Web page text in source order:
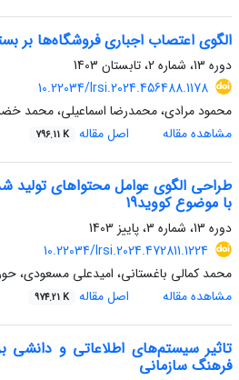
الگوی اعتصاب اجباری فروشگاه‌ها بر
دوره 13، شماره 2، تابستان 1403
10.22034/lrsi.2024.456488.1178
محمود مرادی، محمدرضا اسماعیلی، محمد
مشاهده مقاله
اصل مقاله 796.11 K
طراحی الگوی عوامل محتواهای تولید
با موضوع کووید19
دوره 13، شماره 3، پاییز 1403
10.22034/lrsi.2024.472811.1224
محمد کمالی باغستانی، امیدعلی مسعودی،
مشاهده مقاله
اصل مقاله 974.21 K
تاثیر سیستم‌های اطلاعاتی و
فرهنگ سازمانی